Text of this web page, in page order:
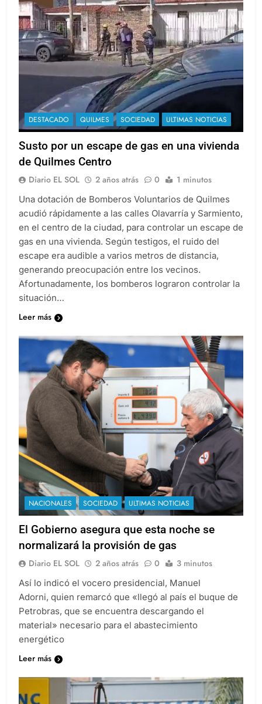
DESTACADO QUILMES SOCIEDAD ULTIMAS NOTICIAS
Susto por un escape de gas en una vivienda
de Quilmes Centro
Diario EL SOL 2 años atrás 0 1 minutos
Una dotación de Bomberos Voluntarios de Quilmes
acudió rápidamente a las calles Olavarría y Sarmiento,
en el centro de la ciudad, para controlar un escape de
gas en una vivienda. Según testigos, el ruido del
escape era audible a varios metros de distancia,
generando preocupación entre los vecinos.
Afortunadamente, los bomberos lograron controlar la
situación…
Leer más
NACIONALES SOCIEDAD ULTIMAS NOTICIAS
El Gobierno asegura que esta noche se
normalizará la provisión de gas
Diario EL SOL 2 años atrás 0 3 minutos
Así lo indicó el vocero presidencial, Manuel
Adorni, quien remarcó que «llegó al país el buque de
Petrobras, que se encuentra descargando el
material» necesario para el abastecimiento
energético
Leer más